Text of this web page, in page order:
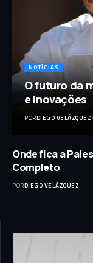
NOTÍCIAS
O futuro da
e inovações
PORDIEGO VELÁZQUEZ
Onde fica a
Completo
PORDIEGO VELÁZQUEZ